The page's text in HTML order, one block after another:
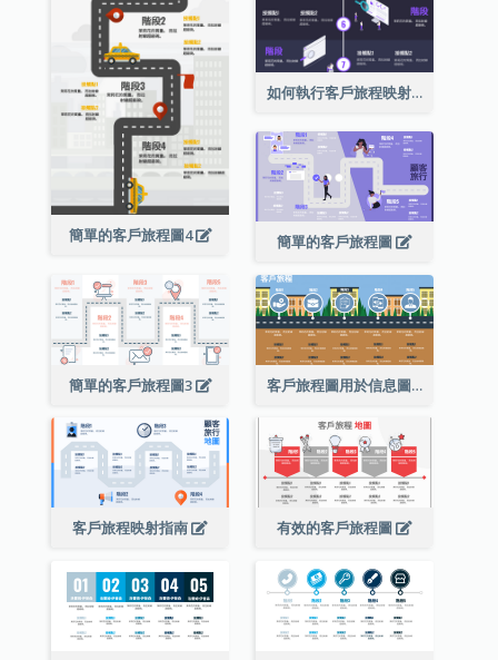
如何執行客戶旅程映射？
簡單的客戶旅程圖4 簡單的客戶旅程圖
簡單的客戶旅程圖3 客戶旅程圖用於信息圖
客戶旅程映射指南 有效的客戶旅程圖